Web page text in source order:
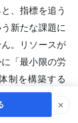
、指標を追う
新たな課題に
。リソースが
「最小限の労
制を構築する
×